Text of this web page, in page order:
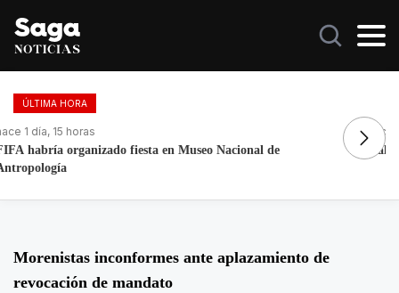
ÚLTIMA HORA
hace 1 día, 18 horas
Galilea Montijo celebra estar entre Los 50 más bellos
Morenistas inconformes ante aplazamiento de
revocación de mandato